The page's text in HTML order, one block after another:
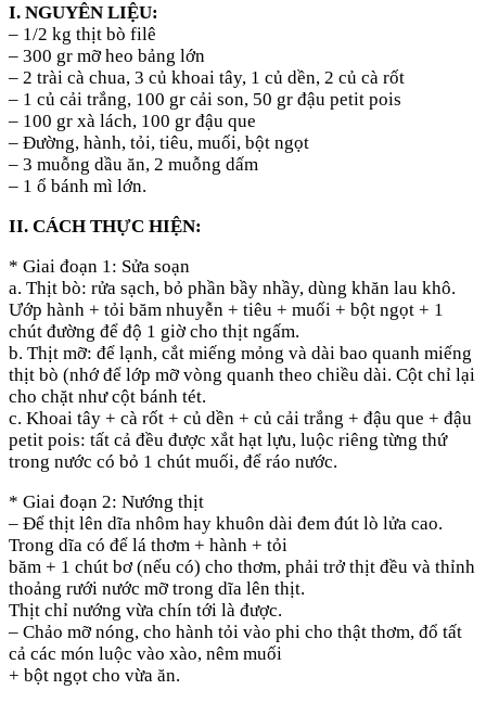
I. NGUYÊN LIỆU:
– 1/2 kg thịt bò filê
– 300 gr mỡ heo bảng lớn
– 2 trài cà chua, 3 củ khoai tây, 1 củ dền, 2 củ cà rốt
– 1 củ cải trắng, 100 gr cải son, 50 gr đậu petit pois
– 100 gr xà lách, 100 gr đậu que
– Đường, hành, tỏi, tiêu, muối, bột ngọt
– 3 muỗng dầu ăn, 2 muỗng dấm
– 1 ổ bánh mì lớn.
II. CÁCH THỰC HIỆN:
* Giai đoạn 1: Sửa soạn
a. Thịt bò: rửa sạch, bỏ phần bầy nhầy, dùng khăn lau khô.
Ướp hành + tỏi băm nhuyễn + tiêu + muối + bột ngọt + 1
chút đường để độ 1 giờ cho thịt ngấm.
b. Thịt mỡ: để lạnh, cắt miếng mỏng và dài bao quanh miếng
thịt bò (nhớ để lớp mỡ vòng quanh theo chiều dài. Cột chỉ lại
cho chặt như cột bánh tét.
c. Khoai tây + cà rốt + củ dền + củ cải trắng + đậu que + đậu
petit pois: tất cả đều được xắt hạt lựu, luộc riêng từng thứ
trong nước có bỏ 1 chút muối, để ráo nước.
* Giai đoạn 2: Nướng thịt
– Để thịt lên dĩa nhôm hay khuôn dài đem đút lò lửa cao.
Trong dĩa có để lá thơm + hành + tỏi
băm + 1 chút bơ (nếu có) cho thơm, phải trở thịt đều và thỉnh
thoảng rưới nước mỡ trong dĩa lên thịt.
Thịt chỉ nướng vừa chín tới là được.
– Chảo mỡ nóng, cho hành tỏi vào phi cho thật thơm, đổ tất
cả các món luộc vào xào, nêm muối
+ bột ngọt cho vừa ăn.